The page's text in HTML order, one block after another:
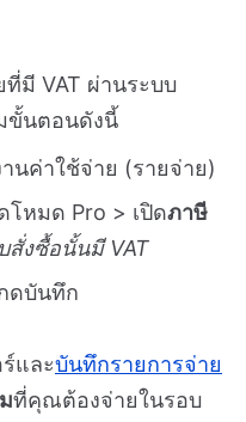
มี VAT ผ่านระบบ
ขั้นตอนดังนี้
นค่าใช้จ่าย (รายจ่าย)
โหมด Pro > เปิดภาษี
สั่งซื้อนั้นมี VAT
ดบันทึก
และบันทึกรายการจ่าย
ที่คุณต้องจ่ายในรอบ